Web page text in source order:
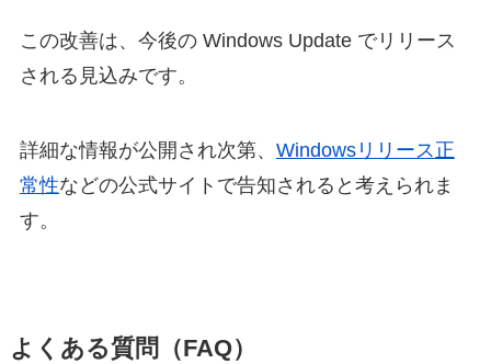
この改善は、今後の Windows Update でリリース
される見込みです。
詳細な情報が公開され次第、 Windowsリリース正
常性などの公式サイトで告知されると考えられま
す。
よくある質問（FAQ）